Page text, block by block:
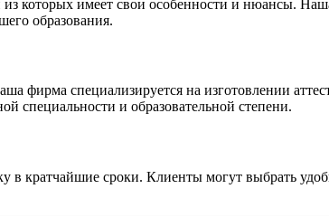
которых имеет свои особенности и нюансы.
образования.
фирма специализируется на изготовлении
специальности и образовательной степени.
в кратчайшие сроки. Клиенты могут выбрать